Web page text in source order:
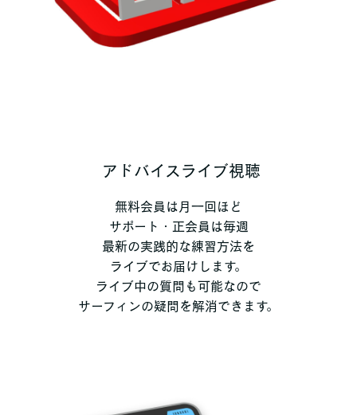
アドバイスライブ視聴
無料会員は月一回ほど
サポート・正会員は毎週
最新の実践的な練習方法を
ライブでお届けします。
ライブ中の質問も可能なので
サーフィンの疑問を解消できます。